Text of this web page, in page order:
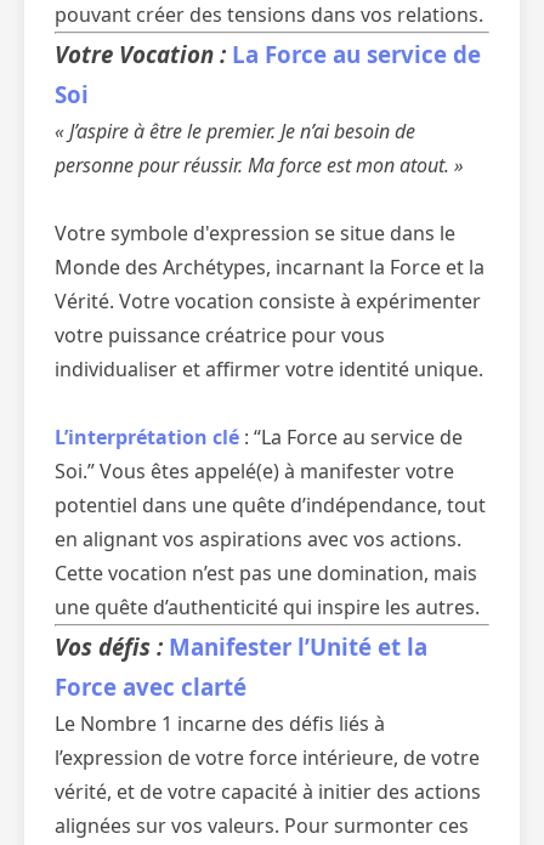
pouvant créer des tensions dans vos relations.
Votre Vocation : La Force au service de
Soi
« J’aspire à être le premier. Je n’ai besoin de
personne pour réussir. Ma force est mon atout. »
Votre symbole d'expression se situe dans le
Monde des Archétypes, incarnant la Force et la
Vérité. Votre vocation consiste à expérimenter
votre puissance créatrice pour vous
individualiser et affirmer votre identité unique.
L’interprétation clé : “La Force au service de
Soi.” Vous êtes appelé(e) à manifester votre
potentiel dans une quête d’indépendance, tout
en alignant vos aspirations avec vos actions.
Cette vocation n’est pas une domination, mais
une quête d’authenticité qui inspire les autres.
Vos défis : Manifester l’Unité et la
Force avec clarté
Le Nombre 1 incarne des défis liés à
l’expression de votre force intérieure, de votre
vérité, et de votre capacité à initier des actions
alignées sur vos valeurs. Pour surmonter ces